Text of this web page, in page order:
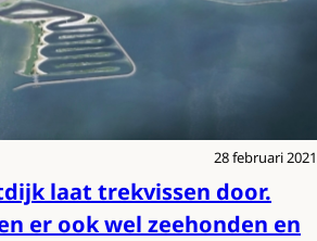
28 februari 2021
laat trekvissen door.
er ook wel zeehonden en